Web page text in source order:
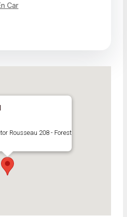
Car
Rousseau 208 - Forest